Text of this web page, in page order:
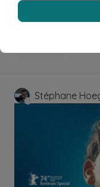
Feb 12, 2025
Shining Vale -
Stéphane